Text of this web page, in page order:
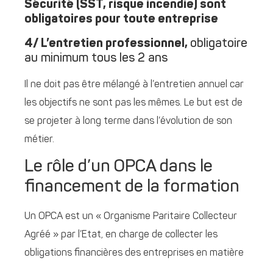
Sécurité (SST, risque incendie) sont
obligatoires pour toute entreprise
4/ L’entretien professionnel, obligatoire
au minimum tous les 2 ans
Il ne doit pas être mélangé à l’entretien annuel car
les objectifs ne sont pas les mêmes. Le but est de
se projeter à long terme dans l’évolution de son
métier.
Le rôle d’un OPCA dans le
financement de la formation
Un OPCA est un « Organisme Paritaire Collecteur
Agréé » par l’Etat, en charge de collecter les
obligations financières des entreprises en matière